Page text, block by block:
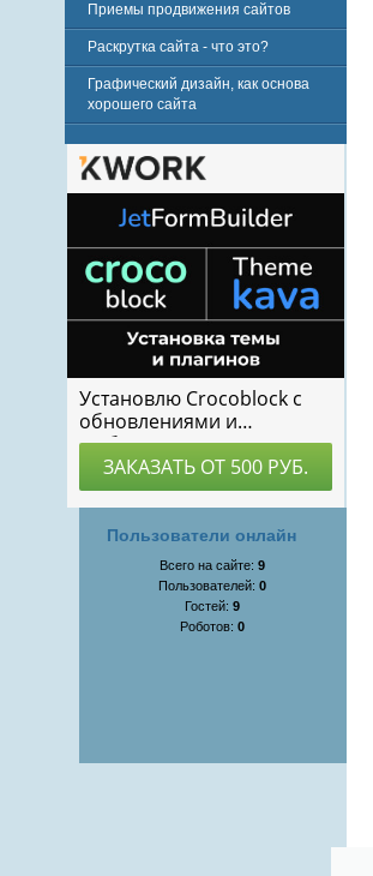
Приемы продвижения сайтов
Раскрутка сайта - что это?
Графический дизайн, как основа
хорошего сайта
Пользователи онлайн
Всего на сайте:9
Пользователей:0
Гостей:9
Роботов:0